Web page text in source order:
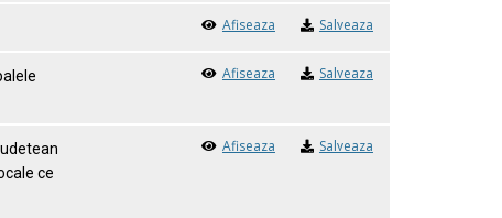
Afiseaza Salveaza
Afiseaza Salveaza
ce
Afiseaza Salveaza